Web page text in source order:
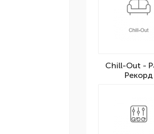
Chill-Out -
Рекорд